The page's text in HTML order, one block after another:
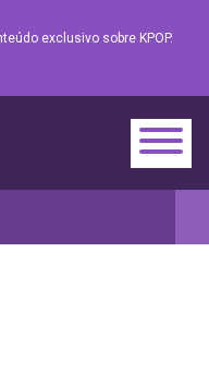
exclusivo sobre KPOP.